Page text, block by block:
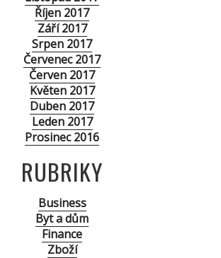
Říjen 2017
Září 2017
Srpen 2017
Červenec 2017
Červen 2017
Květen 2017
Duben 2017
Leden 2017
Prosinec 2016
RUBRIKY
Business
Byt a dům
Finance
Zboží